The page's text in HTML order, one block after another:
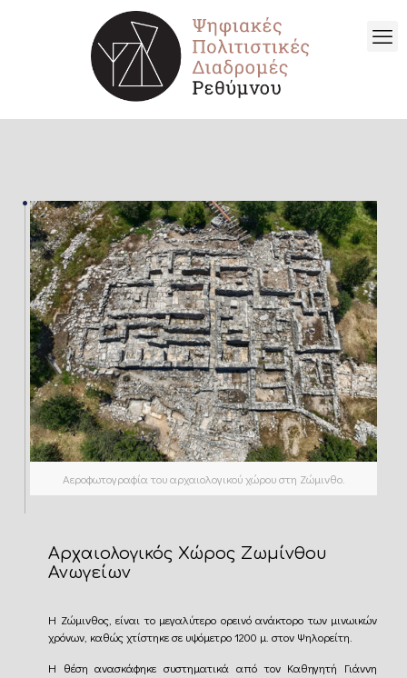
Αεροφωτογραφία του αρχαιολογικού χώρου στη Ζώμινθο.
Αρχαιολογικός Χώρος Ζωμίνθου
Ανωγείων
Η Ζώμινθος, είναι το μεγαλύτερο ορεινό ανάκτορο των μινωικών
χρόνων, καθώς χτίστηκε σε υψόμετρο 1200 μ. στον Ψηλορείτη.
Η θέση ανασκάφηκε συστηματικά από τον Καθηγητή Γιάννη